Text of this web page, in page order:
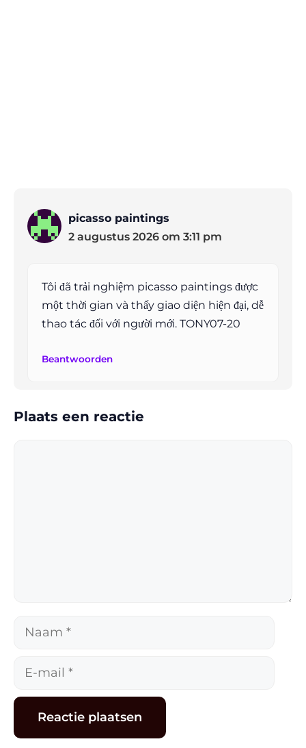
picasso paintings
2 augustus 2026 om 3:11 pm
Tôi đã trải nghiệm picasso paintings được
một thời gian và thấy giao diện hiện đại, dễ
thao tác đối với người mới. TONY07-20
Beantwoorden
Plaats een reactie
Naam